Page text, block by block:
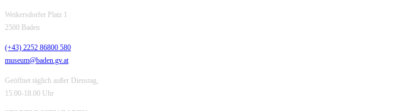
Weikersdorfer Platz 1
2500 Baden
(+43) 2252 86800 580
museum@baden.gv.at
Geöffnet täglich außer Dienstag,
15.00-18.00 Uhr